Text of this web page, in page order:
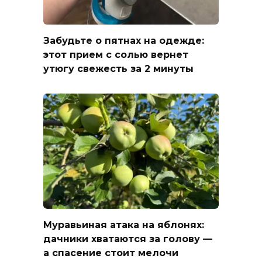
Забудьте о пятнах на одежде:
этот прием с солью вернет
утюгу свежесть за 2 минуты
Муравьиная атака на яблонях:
дачники хватаются за голову —
а спасение стоит мелочи